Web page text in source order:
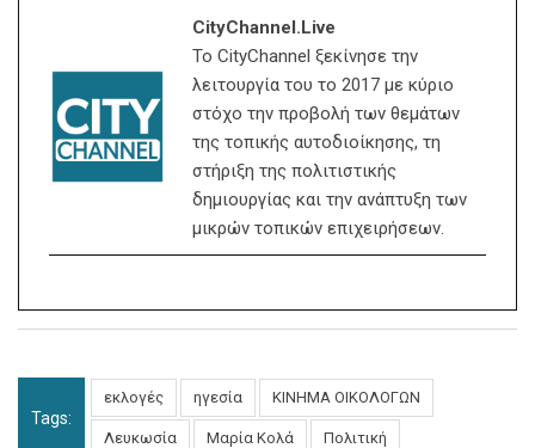
CityChannel.live
Το CityChannel ξεκίνησε την
λειτουργία του το 2017 με κύριο
στόχο την προβολή των θεμάτων
της τοπικής αυτοδιοίκησης, τη
στήριξη της πολιτιστικής
δημιουργίας και την ανάπτυξη των
μικρών τοπικών επιχειρήσεων.
Tags:
εκλογές ηγεσία ΚΙΝΗΜΑ ΟΙΚΟΛΟΓΩΝ
Λευκωσία Μαρία Κολά Πολιτική